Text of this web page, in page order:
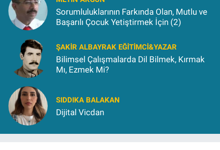
Sorumluluklarının Farkında Olan, Mutlu ve
Başarılı Çocuk Yetiştirmek İçin (2)
ŞAKIR ALBAYRAK EĞITIMCI&YAZAR
Bilimsel Çalışmalarda Dil Bilmek, Kırmak
Mı, Ezmek Mi?
SIDDIKA BALAKAN
Dijital Vicdan